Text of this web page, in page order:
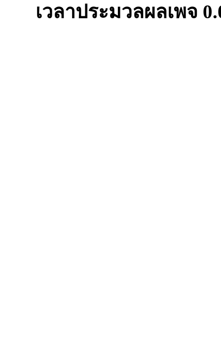
เวลาประมวลผลเพจ